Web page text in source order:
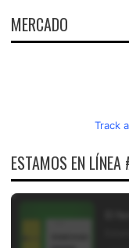
MERCADO
Track
ESTAMOS EN LÍNEA